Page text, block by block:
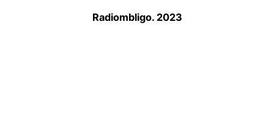
Radiombligo. 2023